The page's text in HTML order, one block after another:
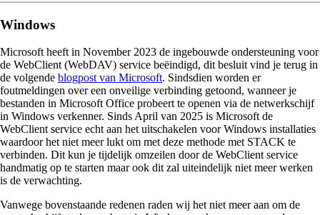
Windows
Microsoft heeft in November 2023 de ingebouwde ondersteuning voor
de WebClient (WebDAV) service beëindigd, dit besluit vind je terug in
de volgende blogpost van Microsoft. Sindsdien worden er
foutmeldingen over een onveilige verbinding getoond, wanneer je
bestanden in Microsoft Office probeert te openen via de netwerkschijf
in Windows verkenner. Sinds April van 2025 is Microsoft de
WebClient service echt aan het uitschakelen voor Windows installaties
waardoor het niet meer lukt om met deze methode met STACK te
verbinden. Dit kun je tijdelijk omzeilen door de WebClient service
handmatig op te starten maar ook dit zal uiteindelijk niet meer werken
is de verwachting.
Vanwege bovenstaande redenen raden wij het niet meer aan om de